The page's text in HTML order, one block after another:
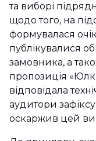
та виборі
щодо того, на
формувалася
публікувалися
замовника, а
пропозиція
відповідала
аудитори
оскаржив цей